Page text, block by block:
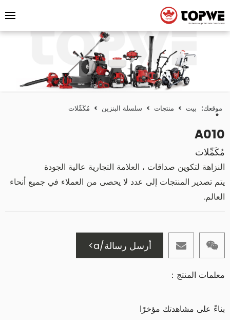
موقعك: بيت > منتجات > سلسلة البنزين > مُكَمِّلات
A010
مُكَمِّلات
النزاهة لتكوين صداقات ، العلامة التجارية عالية الجودة
يتم تصدير المنتجات إلى عدد لا يحصى من العملاء في جميع أنحاء
العالم.
أرسل رسالة/a>
معلمات المنتج：
بناءً على مشاهدتك مؤخرًا